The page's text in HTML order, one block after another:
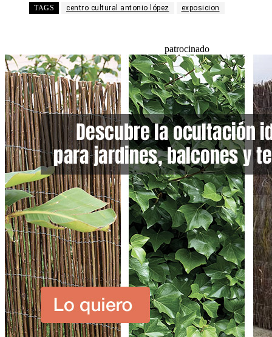
TAGS centro cultural antonio lópez exposicion
patrocinado